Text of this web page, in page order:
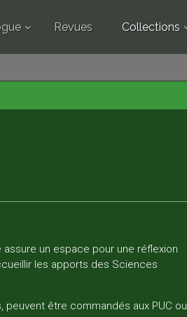
Revues Collections
un espace pour une réflexion
les apports des Sciences
peuvent être commandés aux PUC ou